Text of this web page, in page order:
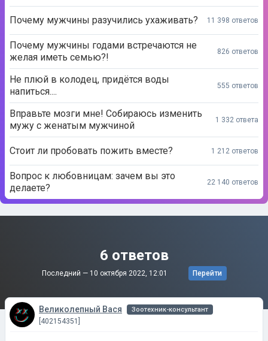
Почему мужчины разучились ухаживать? 11 398 ответов
Почему мужчины годами встречаются не
желая иметь семью?!
826 ответов
Не плюй в колодец, придётся воды
напиться....
555 ответов
Вправьте мозги мне! Собираюсь изменить
мужу с женатым мужчиной
1 332 ответа
Стоит ли пробовать пожить вместе? 1 212 ответов
Вопрос к любовницам: зачем вы это
делаете?
22 140 ответов
6 ответов
Последний — 10 октября 2022, 12:01 Перейти
Великолепный Вася Зоотехник-консультант
[402154351]